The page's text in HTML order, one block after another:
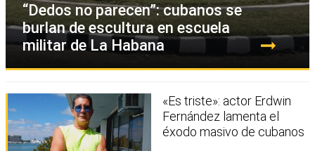
“Dedos no parecen”: cubanos se
burlan de escultura en escuela
militar de La Habana
«Es triste»: actor Erdwin
Fernández lamenta el
éxodo masivo de cubanos